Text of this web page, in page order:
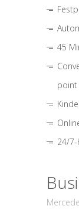
45
point
24/